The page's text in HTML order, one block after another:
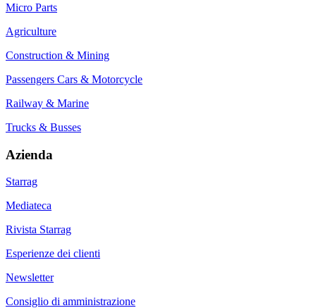
Micro Parts
Agriculture
Construction & Mining
Passengers Cars & Motorcycle
Railway & Marine
Trucks & Busses
Azienda
Starrag
Mediateca
Rivista Starrag
Esperienze dei clienti
Newsletter
Consiglio di amministrazione